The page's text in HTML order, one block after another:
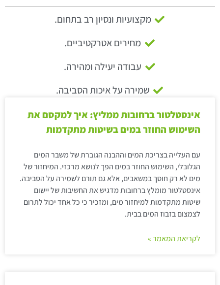
מקצועיות ונסיון רב בתחום.
מחירים אטרקטיביים.
עבודה יעילה ומהירה.
שמירה על איכות הסביבה.
אינסטלטור ברחובות ממליץ: איך למקסם את
השימוש החוזר במים בשיטות מתקדמות
עם העלייה בצריכת המים וההבנה הגוברת של משבר המים
הגלובלי, השימוש החוזר במים הפך לנושא מרכזי. המיחזור של
מים לא רק חוסך במשאבים, אלא גם תורם לשמירה על הסביבה.
אינסטלטור מומלץ ברחובות מדגיש את החשיבות של יישום
שיטות מתקדמות למיחזור מים, ומזכיר כי כל אחד יכול לתרום
לצמצום בזבוז המים בבית.
לקריאת המאמר »